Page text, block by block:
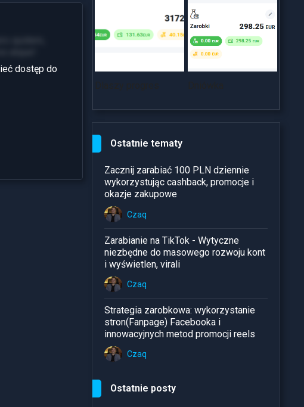
dostęp do
Ostatnie tematy
Zacznij zarabiać 100 PLN dziennie
wykorzystując cashback, promocje i
okazje zakupowe
Czaq
Zarabianie na TikTok - Wytyczne
niezbędne do masowego rozwoju kont
i wyświetlen, virali
Czaq
Strategia zarobkowa: wykorzystanie
stron(Fanpage) Facebooka i
innowacyjnych metod promocji reels
Czaq
Ostatnie posty